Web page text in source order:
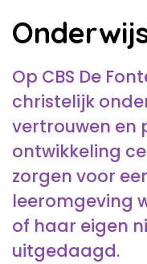
Op CBS De
christelijk
vertrouwen en
ontwikkeling
zorgen voor
leeromgeving
of haar eigen
uitgedaagd.